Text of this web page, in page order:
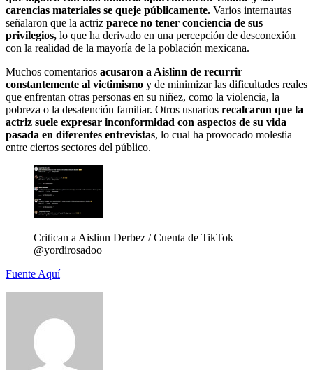
carencias materiales se queje públicamente. Varios internautas
señalaron que la actriz parece no tener conciencia de sus
privilegios, lo que ha derivado en una percepción de desconexión
con la realidad de la mayoría de la población mexicana.
Muchos comentarios acusaron a Aislinn de recurrir
constantemente al victimismo y de minimizar las dificultades reales
que enfrentan otras personas en su niñez, como la violencia, la
pobreza o la desatención familiar. Otros usuarios recalcaron que la
actriz suele expresar inconformidad con aspectos de su vida
pasada en diferentes entrevistas, lo cual ha provocado molestia
entre ciertos sectores del público.
Critican a Aislinn Derbez / Cuenta de TikTok
@yordirosadoo
Fuente Aquí